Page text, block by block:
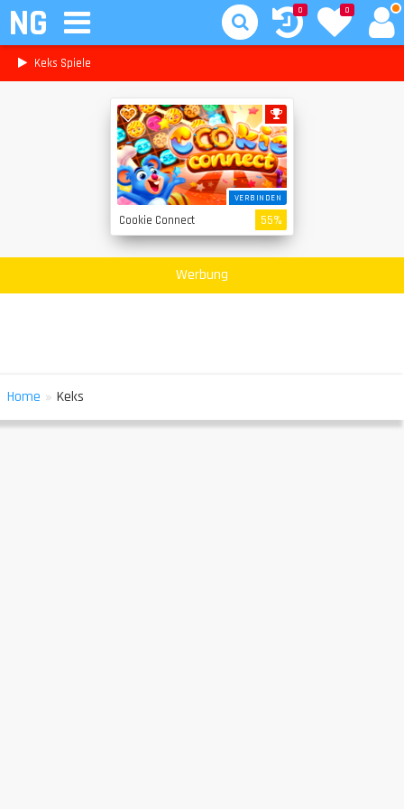
NG 0
0
Keks Spiele
VERBINDEN
Cookie Connect 55%
Werbung
Home » Keks